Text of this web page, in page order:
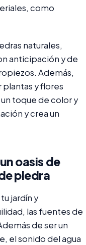
como
naturales,
anticipación y de
Además,
y flores
toque de color y
y crea un
oasis de
piedra
jardín y
las fuentes de
de ser un
el sonido del agua